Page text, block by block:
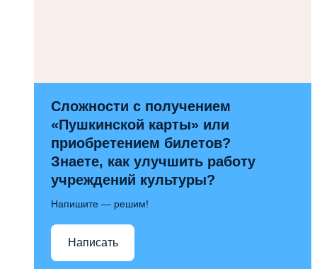
Сложности с получением
«Пушкинской карты» или
приобретением билетов?
Знаете, как улучшить работу
учреждений культуры?
Напишите — решим!
Написать